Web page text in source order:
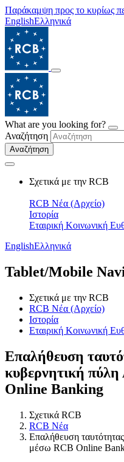
Παράκαμψη προς το κυρίως
EnglishΕλληνικά
What are you looking for?
Αναζήτηση
Αναζήτηση
Σχετικά με την RCB
RCB Νέα (Αρχείο)
Ιστορία
Εταιρική Κοινωνική
EnglishΕλληνικά
Tablet/Mobile
Σχετικά με την RCB
RCB Νέα (Αρχείο)
Ιστορία
Εταιρική Κοινωνική
Επαλήθευση
κυβερνητική
Online Banking
Σχετικά RCB
RCB Νέα
Επαλήθευση
μέσω RCB Online